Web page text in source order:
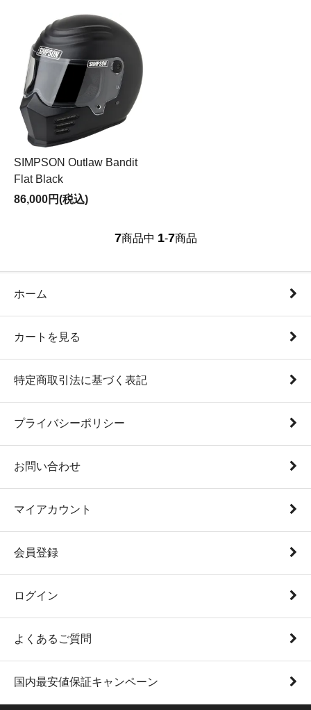
SIMPSON Outlaw Bandit
Flat Black
86,000円(税込)
7商品中 1-7商品
ホーム
カートを見る
特定商取引法に基づく表記
プライバシーポリシー
お問い合わせ
マイアカウント
会員登録
ログイン
よくあるご質問
国内最安値保証キャンペーン